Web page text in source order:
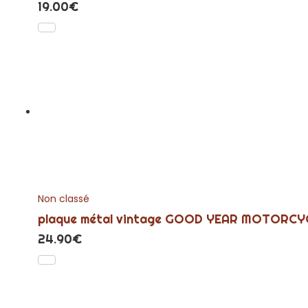
19.00€
Non classé
plaque métal vintage GOOD YEAR
24.90€